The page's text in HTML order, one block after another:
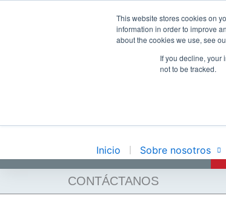
This website stores cookies on
information in order to improve
about the cookies we use, see
If you decline, your
not to be tracked.
Inicio Sobre nosotros
CONTÁCTANOS